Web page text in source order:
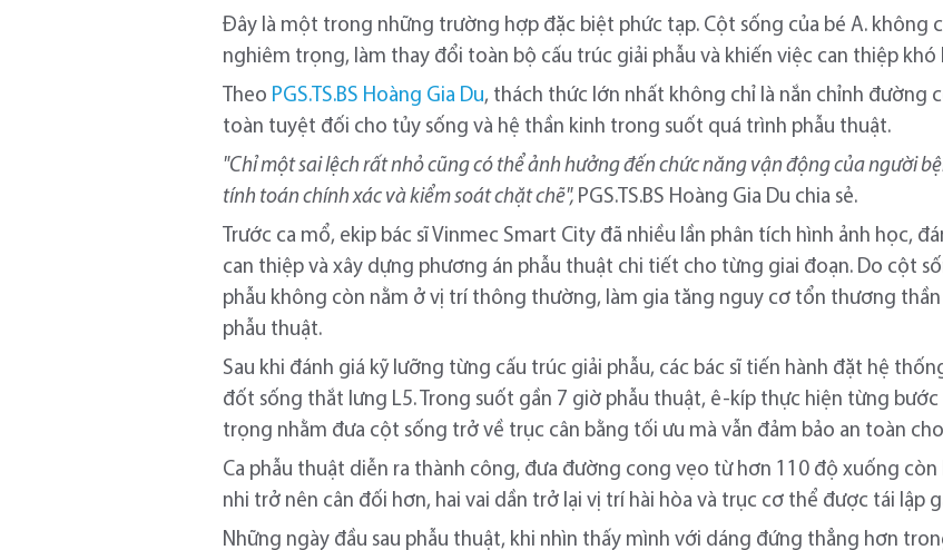
Đây là một trong những trường hợp đặc biệt phức tạp. Cột sống của bé A. không
nghiêm trọng, làm thay đổi toàn bộ cấu trúc giải phẫu và khiến việc can thiệp
Theo PGS.TS.BS Hoàng Gia Du, thách thức lớn nhất không chỉ là nắn chỉnh đường
toàn tuyệt đối cho tủy sống và hệ thần kinh trong suốt quá trình phẫu thuật.
"Chỉ một sai lệch rất nhỏ cũng có thể ảnh hưởng đến chức năng vận động của người
tính toán chính xác và kiểm soát chặt chẽ", PGS.TS.BS Hoàng Gia Du chia sẻ.
Trước ca mổ, ekip bác sĩ Vinmec Smart City đã nhiều lần phân tích hình ảnh học,
can thiệp và xây dựng phương án phẫu thuật chi tiết cho từng giai đoạn. Do cột
phẫu không còn nằm ở vị trí thông thường, làm gia tăng nguy cơ tổn thương
phẫu thuật.
Sau khi đánh giá kỹ lưỡng từng cấu trúc giải phẫu, các bác sĩ tiến hành đặt hệ
đốt sống thắt lưng L5. Trong suốt gần 7 giờ phẫu thuật, ê-kíp thực hiện từng
trọng nhằm đưa cột sống trở về trục cân bằng tối ưu mà vẫn đảm bảo an toàn
Ca phẫu thuật diễn ra thành công, đưa đường cong vẹo từ hơn 110 độ xuống còn
nhi trở nên cân đối hơn, hai vai dần trở lại vị trí hài hòa và trục cơ thể được tái lập
Những ngày đầu sau phẫu thuật, khi nhìn thấy mình với dáng đứng thẳng hơn